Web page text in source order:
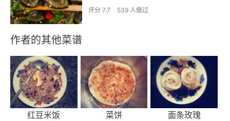
评分 7.7 539 人做过
作者的其他菜谱
红豆米饭 菜饼 面条玫瑰